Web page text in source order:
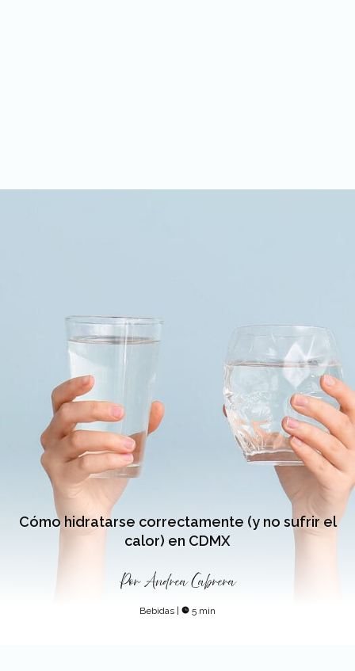
Cómo hidratarse correctamente (y no sufrir el
calor) en CDMX
Por Andrea Cabrera
Bebidas | 5 min